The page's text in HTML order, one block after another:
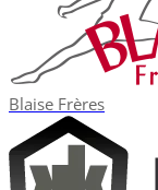
Blaise Frères